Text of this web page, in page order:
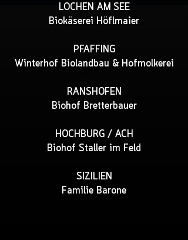
LOCHEN AM SEE
Biokäserei Höflmaier
PFAFFING
Winterhof Biolandbau & Hofmolkerei
RANSHOFEN
Biohof Bretterbauer
HOCHBURG / ACH
Biohof Staller im Feld
SIZILIEN
Familie Barone